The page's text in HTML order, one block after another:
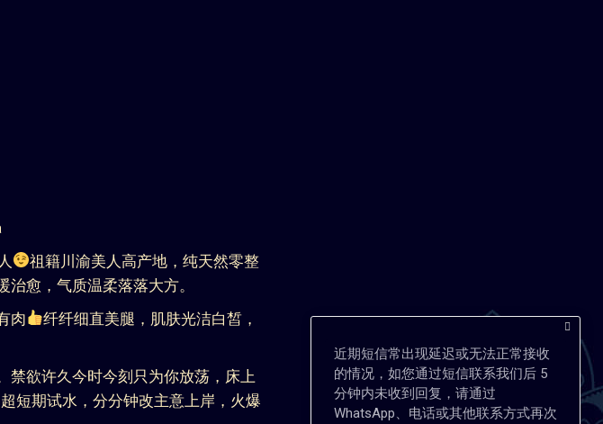
祖籍川渝美人高产地，纯天然零整
愈，气质温柔落落大方。
肉
纤纤细直美腿，肌肤光洁白皙，
禁欲许久今时今刻只为你放荡，床上
短期试水，分分钟改主意上岸，火爆
近期短信常出现延迟或无法正常接收
的情况，如您通过短信联系我们后 5
分钟内未收到回复，请通过
WhatsApp、电话或其他联系方式再次